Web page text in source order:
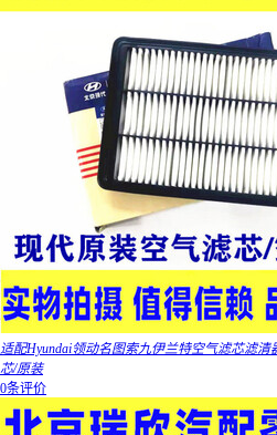
适配Hyundai领动名图索九伊兰特空气滤芯滤
芯/原装
0条评价